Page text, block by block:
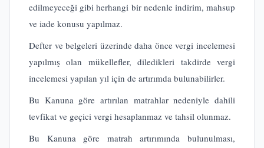
edilmeyeceği gibi herhangi bir nedenle indirim, mahsup
ve iade konusu yapılmaz.
Defter ve belgeleri üzerinde daha önce vergi incelemesi
yapılmış olan mükellefler, diledikleri takdirde vergi
incelemesi yapılan yıl için de artırımda bulunabilirler.
Bu Kanuna göre artırılan matrahlar nedeniyle dahili
tevfikat ve geçici vergi hesaplanmaz ve tahsil olunmaz.
Bu Kanuna göre matrah artırımında bulunulması,